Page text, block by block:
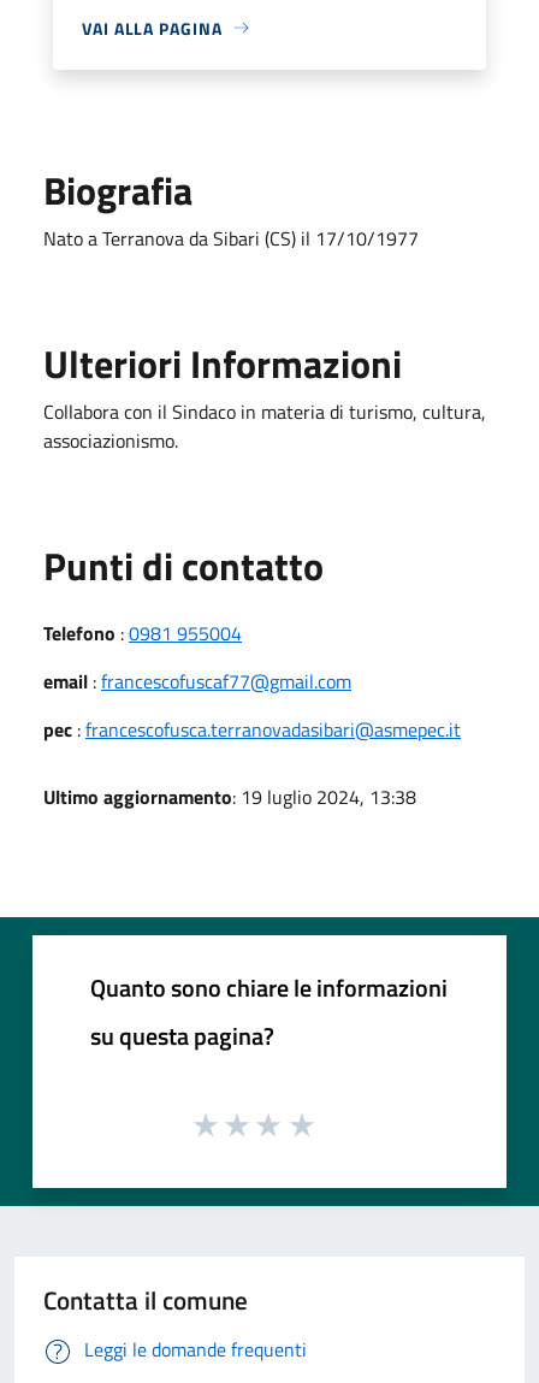
VAI ALLA PAGINA
Biografia
Nato a Terranova da Sibari (CS) il 17/10/1977
Ulteriori Informazioni
Collabora con il Sindaco in materia di turismo, cultura,
associazionismo.
Punti di contatto
Telefono :0981 955004
email :francescofuscaf77@gmail.com
pec :francescofusca.terranovadasibari@asmepec.it
Ultimo aggiornamento: 19 luglio 2024, 13:38
Quanto sono chiare le informazioni
su questa pagina?
Contatta il comune
Leggi le domande frequenti